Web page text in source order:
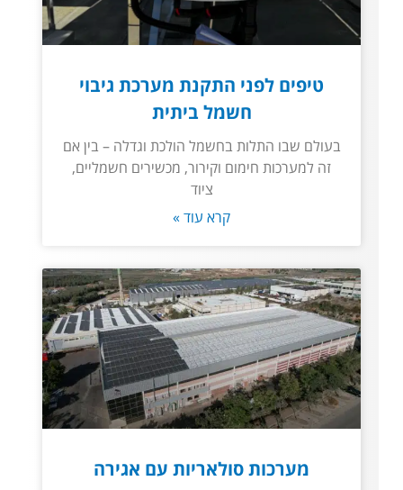
טיפים לפני התקנת מערכת גיבוי
חשמל ביתית
בעולם שבו התלות בחשמל הולכת וגדלה – בין אם
זה למערכות חימום וקירור, מכשירים חשמליים,
ציוד
קרא עוד »
מערכות סולאריות עם אגירה